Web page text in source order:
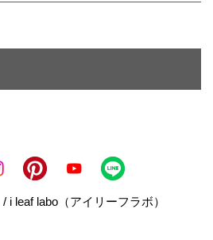
i leaf labo（アイリーフラボ）